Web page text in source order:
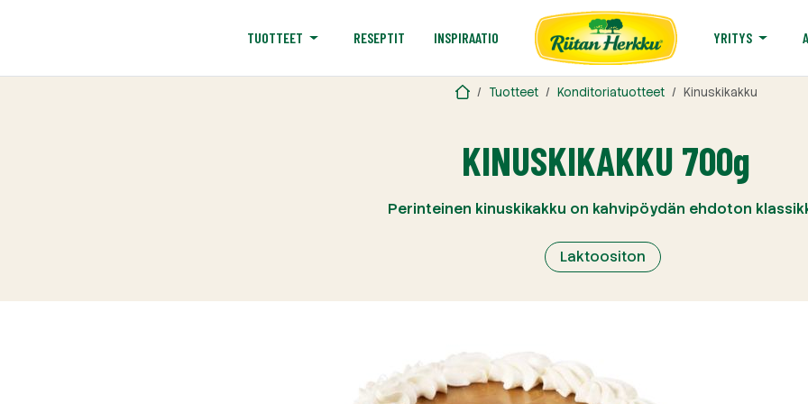
TUOTTEET RESEPTIT INSPIRAATIO YRITYS
Tuotteet Konditoriatuotteet Kinuskikakku
KINUSKIKAKKU 700g
Perinteinen kinuskikakku on kahvipöydän ehdoton
Laktoositon